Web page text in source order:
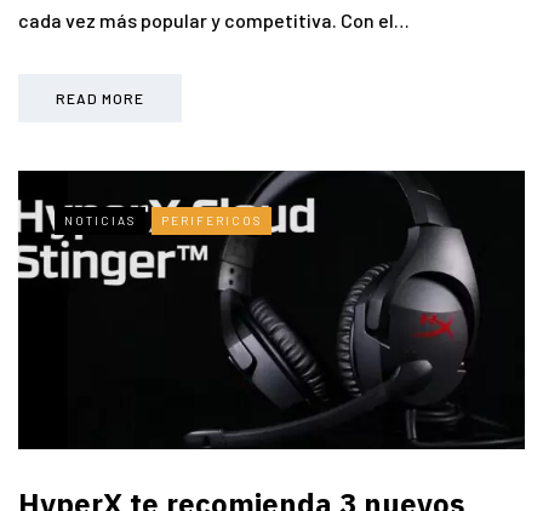
cada vez más popular y competitiva. Con el…
READ MORE
NOTICIAS PERIFERICOS